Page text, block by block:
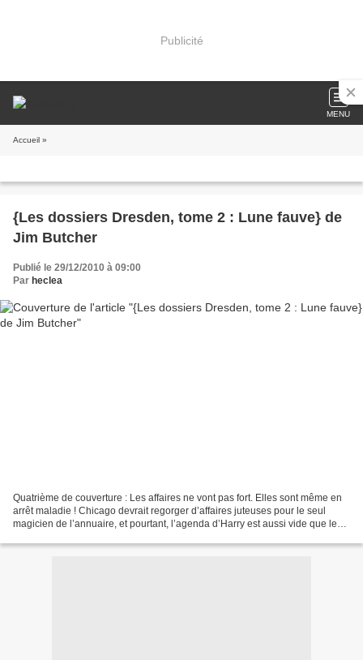
Publicité
MENU
Accueil »
{Les dossiers Dresden, tome 2 : Lune fauve} de
Jim Butcher
Publié le 29/12/2010 à 09:00
Par heclea
Quatrième de couverture : Les affaires ne vont pas fort. Elles sont même en
arrêt maladie ! Chicago devrait regorger d’affaires juteuses pour le seul
magicien de l’annuaire, et pourtant, l’agenda d’Harry est aussi vide que le